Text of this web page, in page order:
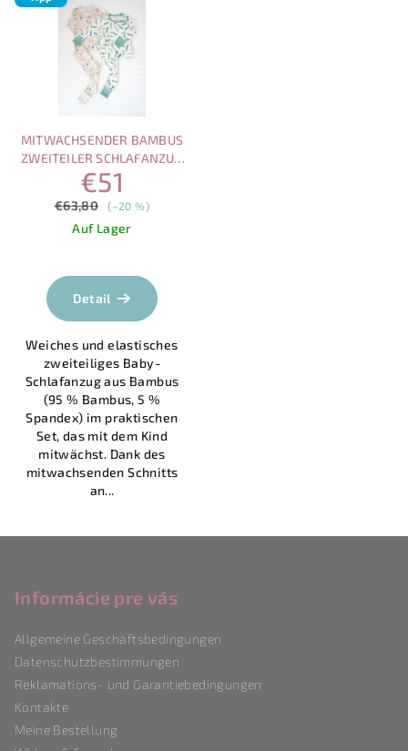
MITWACHSENDER BAMBUS
ZWEITEILER SCHLAFANZUG
(95 % BAMBUS, 5 %
SPANDEX) – VORTEILHAFTES
SET (2 STK.))
€51
€63,80 (–20 %)
Auf Lager
Detail
Weiches und elastisches
zweiteiliges Baby-
Schlafanzug aus Bambus
(95 % Bambus, 5 %
Spandex) im praktischen
Set, das mit dem Kind
mitwächst. Dank des
mitwachsenden Schnitts
an...
Informácie pre vás
Allgemeine Geschäftsbedingungen
Datenschutzbestimmungen
Reklamations- und Garantiebedingungen
Kontakte
Meine Bestellung